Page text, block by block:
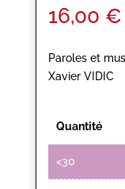
16,00 €
Paroles et
Xavier VIDIC
Quantité
<30